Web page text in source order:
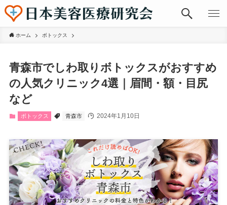
ホーム ボトックス
青森市でしわ取りボトックスがおすすめ
の人気クリニック4選｜眉間・額・目尻
など
ボトックス 青森市 2024年1月10日